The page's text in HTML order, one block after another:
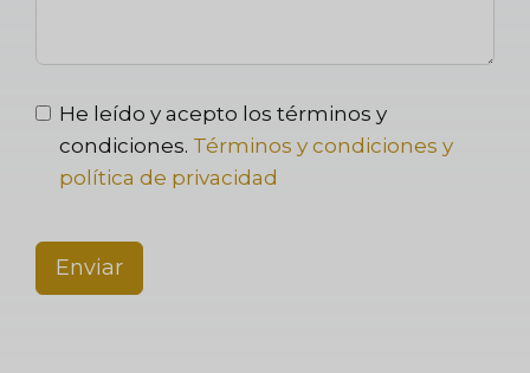
He leído y acepto los términos y
condiciones. Términos y condiciones y
política de privacidad
Enviar